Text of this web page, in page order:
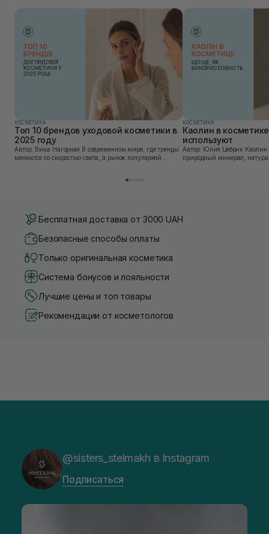
КОСМЕТИКА
Топ 10 брендов уходовой косметики в
2025 году
Автор: Вика Нагорная В современном мире, где тренды
меняются со скоростью света, а рынок популярной
КОСМЕТИКА
Каолин в
используют
Автор: Юлия Цебрик Каолин в косметологии – это
природный минерал,
Бесплатная доставка от 3000 UAH
Безопасные способы оплаты
Только оригинальная косметика
Система бонусов и лояльности
Лучшие цены и топ товары
Рекомендации от косметологов
@sisters_stelmakh в Instagram
Подписаться